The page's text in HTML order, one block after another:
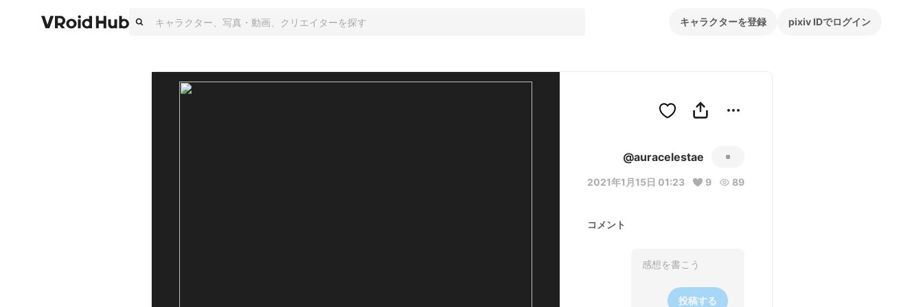
キャラクターを登録 pixiv IDでログイン
@auracelestae
2021年1月15日 01:23 9 89
コメント
投稿する